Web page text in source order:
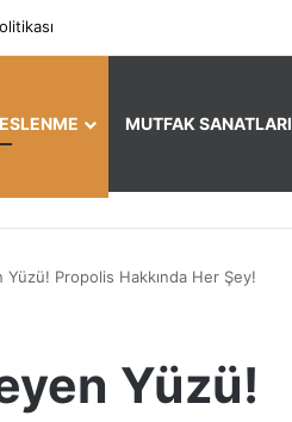
MUTFAK SANATLARI
Propolis Hakkında Her Şey!
Yüzü!